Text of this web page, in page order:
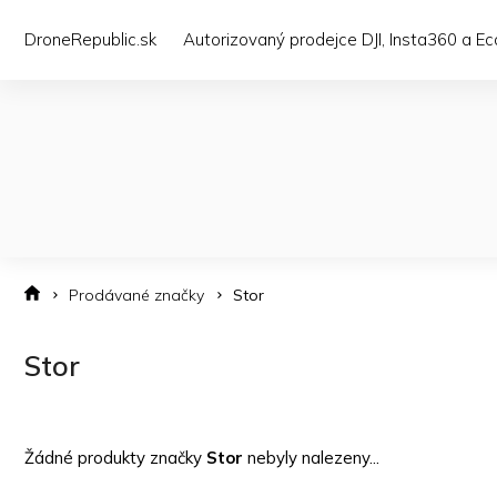
DroneRepublic.sk Autorizovaný prodejce DJI, Insta360 a
Prodávané značky Stor
Stor
Žádné produkty značky Stor nebyly nalezeny...